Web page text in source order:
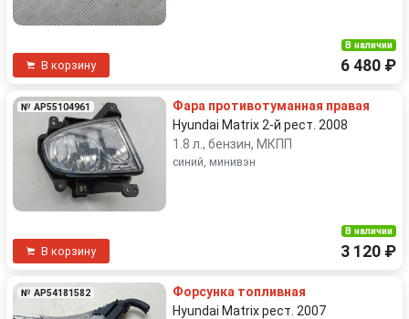
В корзину
В наличии
6 480 ₽
№ AP55104961
Фара противотуманная правая
Hyundai Matrix 2-й рест. 2008
1.8 л., бензин, МКПП
синий, минивэн
В корзину
В наличии
3 120 ₽
№ AP54181582
Форсунка топливная
Hyundai Matrix рест. 2007